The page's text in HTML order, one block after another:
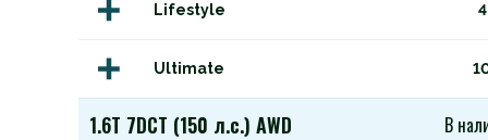
Lifestyle 4
Ultimate
1.6T 7DCT (150 л.с.) AWD В